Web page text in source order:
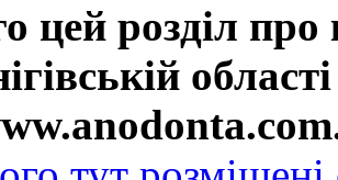
цей розділ